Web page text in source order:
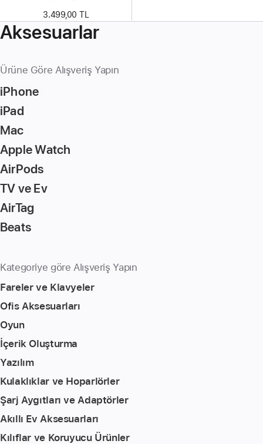
3.499,00 TL
Aksesuarlar
Ürüne Göre Alışveriş Yapın
iPhone
iPad
Mac
Apple Watch
AirPods
TV ve Ev
AirTag
Beats
Kategoriye göre Alışveriş Yapın
Fareler ve Klavyeler
Ofis Aksesuarları
Oyun
İçerik Oluşturma
Yazılım
Kulaklıklar ve Hoparlörler
Şarj Aygıtları ve Adaptörler
Akıllı Ev Aksesuarları
Kılıflar ve Koruyucu Ürünler